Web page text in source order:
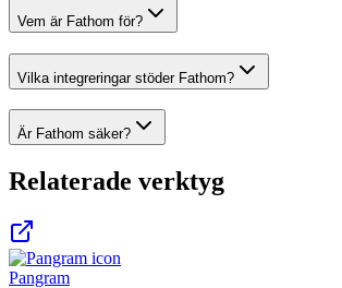
Vem är Fathom för?
Vilka integreringar stöder Fathom?
Är Fathom säker?
Relaterade verktyg
Pangram